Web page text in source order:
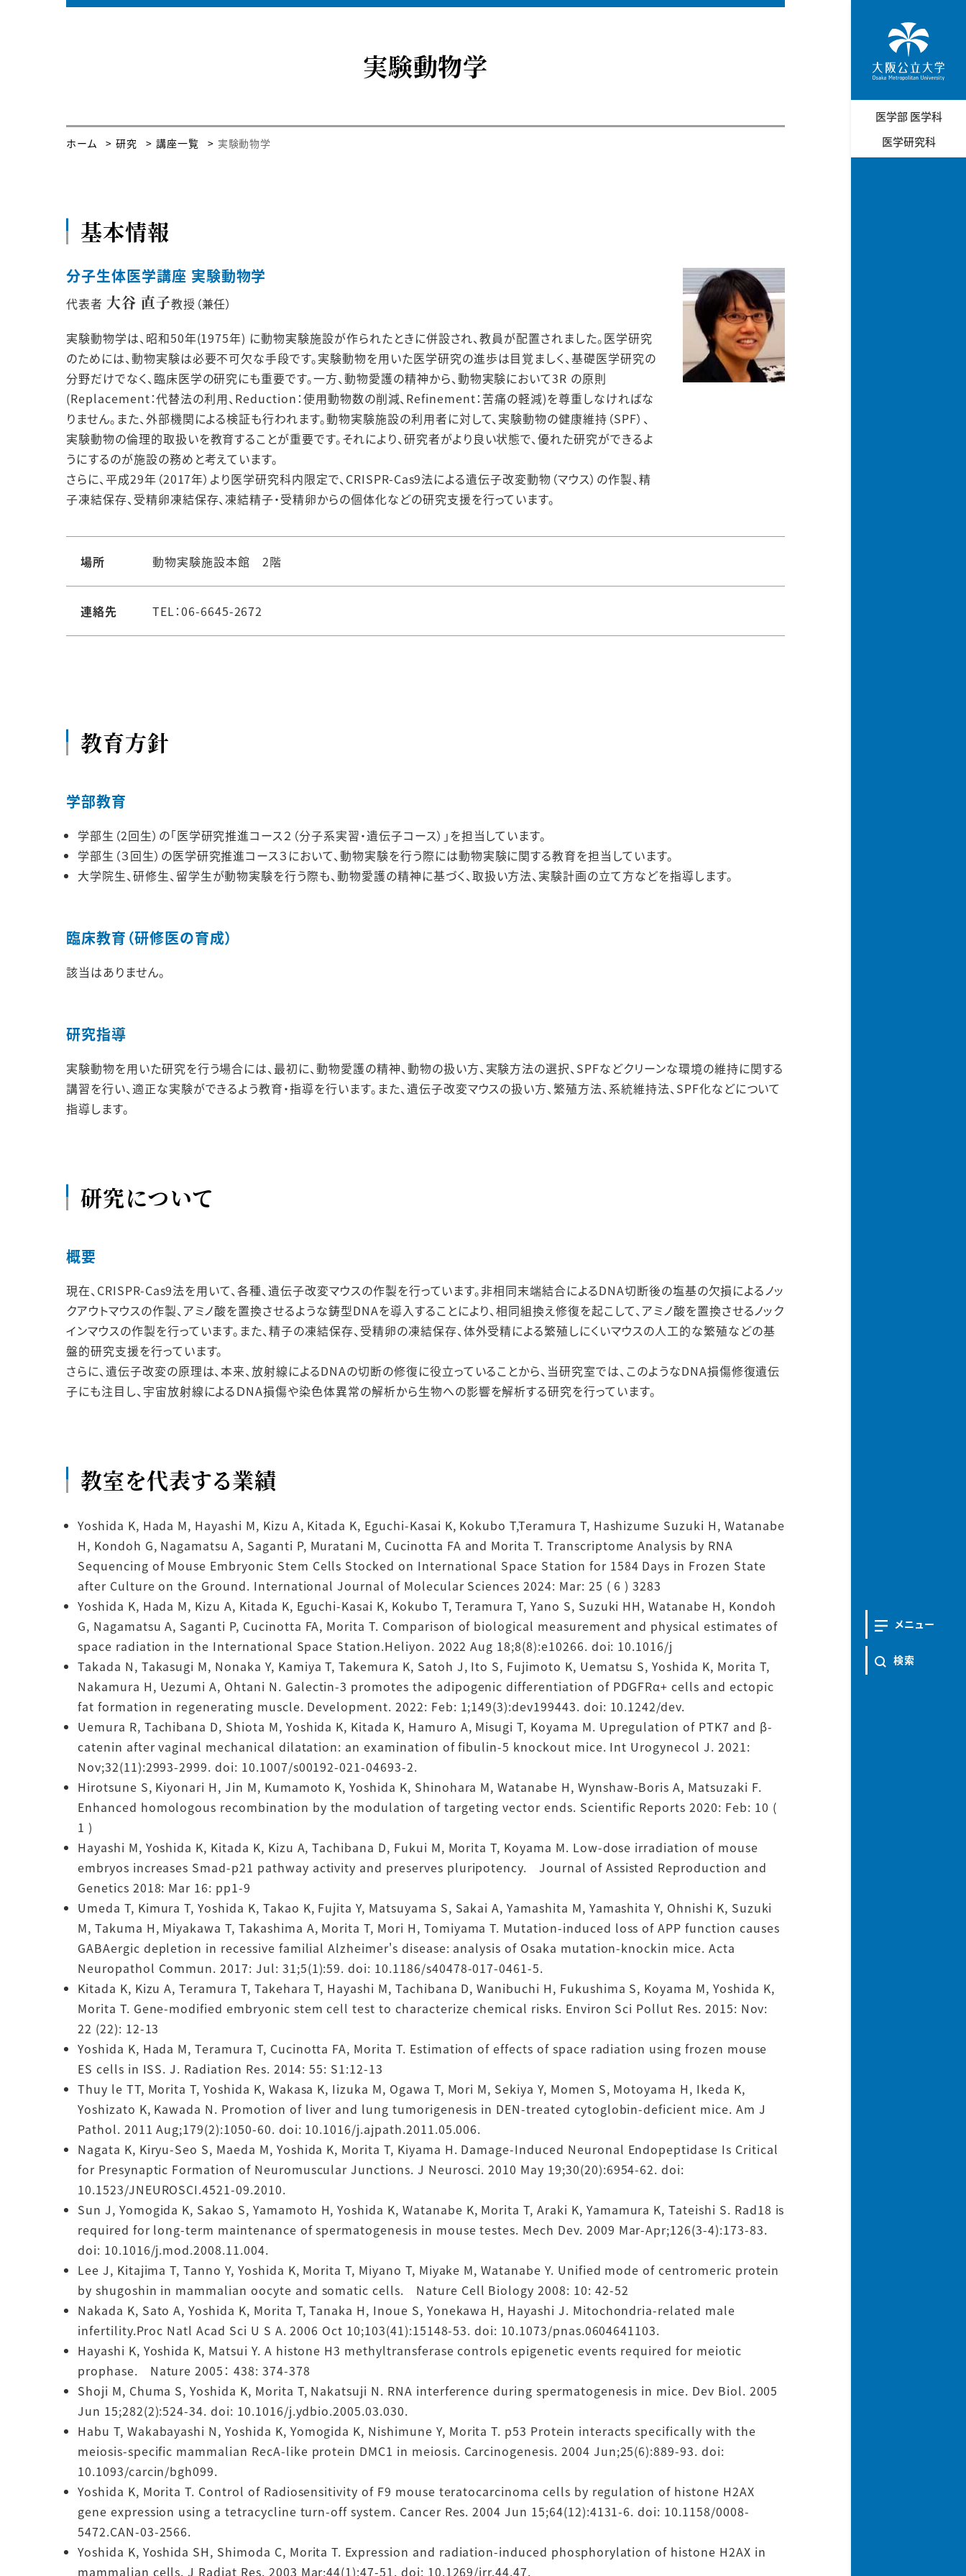
医学部 医学科
医学研究科
メニュー
検索
実験動物学
ホーム 研究 講座一覧 実験動物学
基本情報
分子生体医学講座 実験動物学
代表者 大谷 直子教授（兼任）
実験動物学は、昭和50年(1975年) に動物実験施設が作られたときに併設され、教員が配置されました。医学研究
のためには、動物実験は必要不可欠な手段です。実験動物を用いた医学研究の進歩は目覚ましく、基礎医学研究の
分野だけでなく、臨床医学の研究にも重要です。一方、動物愛護の精神から、動物実験において3R の原則
(Replacement：代替法の利用、Reduction：使用動物数の削減、Refinement：苦痛の軽減)を尊重しなければな
りません。また、外部機関による検証も行われます。動物実験施設の利用者に対して、実験動物の健康維持（SPF）、
実験動物の倫理的取扱いを教育することが重要です。それにより、研究者がより良い状態で、優れた研究ができるよ
うにするのが施設の務めと考えています。
さらに、平成29年（2017年）より医学研究科内限定で、CRISPR-Cas9法による遺伝子改変動物（マウス）の作製、精
子凍結保存、受精卵凍結保存、凍結精子・受精卵からの個体化などの研究支援を行っています。
場所 動物実験施設本館 2階
連絡先 TEL：06-6645-2672
教育方針
学部教育
学部生（2回生）の「医学研究推進コース２（分子系実習・遺伝子コース）」を担当しています。
学部生（３回生）の医学研究推進コース３において、動物実験を行う際には動物実験に関する教育を担当しています。
大学院生、研修生、留学生が動物実験を行う際も、動物愛護の精神に基づく、取扱い方法、実験計画の立て方などを指導します。
臨床教育（研修医の育成）
該当はありません。
研究指導
実験動物を用いた研究を行う場合には、最初に、動物愛護の精神、動物の扱い方、実験方法の選択、SPFなどクリーンな環境の維持に関する
講習を行い、適正な実験ができるよう教育・指導を行います。また、遺伝子改変マウスの扱い方、繁殖方法、系統維持法、SPF化などについて
指導します。
研究について
概要
現在、CRISPR-Cas9法を用いて、各種、遺伝子改変マウスの作製を行っています。非相同末端結合によるDNA切断後の塩基の欠損によるノッ
クアウトマウスの作製、アミノ酸を置換させるような鋳型DNAを導入することにより、相同組換え修復を起こして、アミノ酸を置換させるノック
インマウスの作製を行っています。また、精子の凍結保存、受精卵の凍結保存、体外受精による繁殖しにくいマウスの人工的な繁殖などの基
盤的研究支援を行っています。
さらに、遺伝子改変の原理は、本来、放射線によるDNAの切断の修復に役立っていることから、当研究室では、このようなDNA損傷修復遺伝
子にも注目し、宇宙放射線によるＤNA損傷や染色体異常の解析から生物への影響を解析する研究を行っています。
教室を代表する業績
Yoshida K, Hada M, Hayashi M, Kizu A, Kitada K, Eguchi-Kasai K, Kokubo T,Teramura T, Hashizume Suzuki H, Watanabe
H, Kondoh G, Nagamatsu A, Saganti P, Muratani M, Cucinotta FA and Morita T. Transcriptome Analysis by RNA
Sequencing of Mouse Embryonic Stem Cells Stocked on International Space Station for 1584 Days in Frozen State
after Culture on the Ground. International Journal of Molecular Sciences 2024: Mar: 25 ( 6 ) 3283
Yoshida K, Hada M, Kizu A, Kitada K, Eguchi-Kasai K, Kokubo T, Teramura T, Yano S, Suzuki HH, Watanabe H, Kondoh
G, Nagamatsu A, Saganti P, Cucinotta FA, Morita T. Comparison of biological measurement and physical estimates of
space radiation in the International Space Station.Heliyon. 2022 Aug 18;8(8):e10266. doi: 10.1016/j
Takada N, Takasugi M, Nonaka Y, Kamiya T, Takemura K, Satoh J, Ito S, Fujimoto K, Uematsu S, Yoshida K, Morita T,
Nakamura H, Uezumi A, Ohtani N. Galectin-3 promotes the adipogenic differentiation of PDGFRα+ cells and ectopic
fat formation in regenerating muscle. Development. 2022: Feb: 1;149(3):dev199443. doi: 10.1242/dev.
Uemura R, Tachibana D, Shiota M, Yoshida K, Kitada K, Hamuro A, Misugi T, Koyama M. Upregulation of PTK7 and β-
catenin after vaginal mechanical dilatation: an examination of fibulin-5 knockout mice. Int Urogynecol J. 2021:
Nov;32(11):2993-2999. doi: 10.1007/s00192-021-04693-2.
Hirotsune S, Kiyonari H, Jin M, Kumamoto K, Yoshida K, Shinohara M, Watanabe H, Wynshaw-Boris A, Matsuzaki F.
Enhanced homologous recombination by the modulation of targeting vector ends. Scientific Reports 2020: Feb: 10 (
1 )
Hayashi M, Yoshida K, Kitada K, Kizu A, Tachibana D, Fukui M, Morita T, Koyama M. Low-dose irradiation of mouse
embryos increases Smad-p21 pathway activity and preserves pluripotency. Journal of Assisted Reproduction and
Genetics 2018: Mar 16: pp1-9
Umeda T, Kimura T, Yoshida K, Takao K, Fujita Y, Matsuyama S, Sakai A, Yamashita M, Yamashita Y, Ohnishi K, Suzuki
M, Takuma H, Miyakawa T, Takashima A, Morita T, Mori H, Tomiyama T. Mutation-induced loss of APP function causes
GABAergic depletion in recessive familial Alzheimer's disease: analysis of Osaka mutation-knockin mice. Acta
Neuropathol Commun. 2017: Jul: 31;5(1):59. doi: 10.1186/s40478-017-0461-5.
Kitada K, Kizu A, Teramura T, Takehara T, Hayashi M, Tachibana D, Wanibuchi H, Fukushima S, Koyama M, Yoshida K,
Morita T. Gene-modified embryonic stem cell test to characterize chemical risks. Environ Sci Pollut Res. 2015: Nov:
22 (22): 12-13
Yoshida K, Hada M, Teramura T, Cucinotta FA, Morita T. Estimation of effects of space radiation using frozen mouse
ES cells in ISS. J. Radiation Res. 2014: 55: S1:12-13
Thuy le TT, Morita T, Yoshida K, Wakasa K, Iizuka M, Ogawa T, Mori M, Sekiya Y, Momen S, Motoyama H, Ikeda K,
Yoshizato K, Kawada N. Promotion of liver and lung tumorigenesis in DEN-treated cytoglobin-deficient mice. Am J
Pathol. 2011 Aug;179(2):1050-60. doi: 10.1016/j.ajpath.2011.05.006.
Nagata K, Kiryu-Seo S, Maeda M, Yoshida K, Morita T, Kiyama H. Damage-Induced Neuronal Endopeptidase Is Critical
for Presynaptic Formation of Neuromuscular Junctions. J Neurosci. 2010 May 19;30(20):6954-62. doi:
10.1523/JNEUROSCI.4521-09.2010.
Sun J, Yomogida K, Sakao S, Yamamoto H, Yoshida K, Watanabe K, Morita T, Araki K, Yamamura K, Tateishi S. Rad18 is
required for long-term maintenance of spermatogenesis in mouse testes. Mech Dev. 2009 Mar-Apr;126(3-4):173-83.
doi: 10.1016/j.mod.2008.11.004.
Lee J, Kitajima T, Tanno Y, Yoshida K, Morita T, Miyano T, Miyake M, Watanabe Y. Unified mode of centromeric protein
by shugoshin in mammalian oocyte and somatic cells. Nature Cell Biology 2008: 10: 42-52
Nakada K, Sato A, Yoshida K, Morita T, Tanaka H, Inoue S, Yonekawa H, Hayashi J. Mitochondria-related male
infertility.Proc Natl Acad Sci U S A. 2006 Oct 10;103(41):15148-53. doi: 10.1073/pnas.0604641103.
Hayashi K, Yoshida K, Matsui Y. A histone H3 methyltransferase controls epigenetic events required for meiotic
prophase. Nature 2005： 438: 374-378
Shoji M, Chuma S, Yoshida K, Morita T, Nakatsuji N. RNA interference during spermatogenesis in mice. Dev Biol. 2005
Jun 15;282(2):524-34. doi: 10.1016/j.ydbio.2005.03.030.
Habu T, Wakabayashi N, Yoshida K, Yomogida K, Nishimune Y, Morita T. p53 Protein interacts specifically with the
meiosis-specific mammalian RecA-like protein DMC1 in meiosis. Carcinogenesis. 2004 Jun;25(6):889-93. doi:
10.1093/carcin/bgh099.
Yoshida K, Morita T. Control of Radiosensitivity of F9 mouse teratocarcinoma cells by regulation of histone H2AX
gene expression using a tetracycline turn-off system. Cancer Res. 2004 Jun 15;64(12):4131-6. doi: 10.1158/0008-
5472.CAN-03-2566.
Yoshida K, Yoshida SH, Shimoda C, Morita T. Expression and radiation-induced phosphorylation of histone H2AX in
mammalian cells. J Radiat Res. 2003 Mar;44(1):47-51. doi: 10.1269/jrr.44.47.